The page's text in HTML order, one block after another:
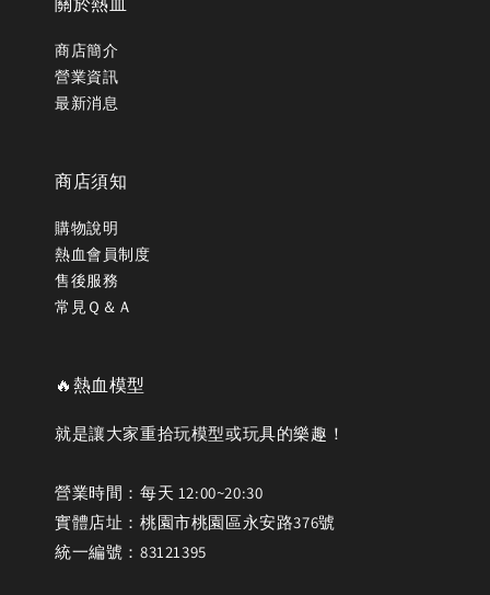
商店簡介
營業資訊
最新消息
商店須知
購物說明
熱血會員制度
售後服務
常見Ｑ＆Ａ
🔥熱血模型
就是讓大家重拾玩模型或玩具的樂趣！
營業時間：每天 12:00~20:30
實體店址：桃園市桃園區永安路376號
統一編號：83121395